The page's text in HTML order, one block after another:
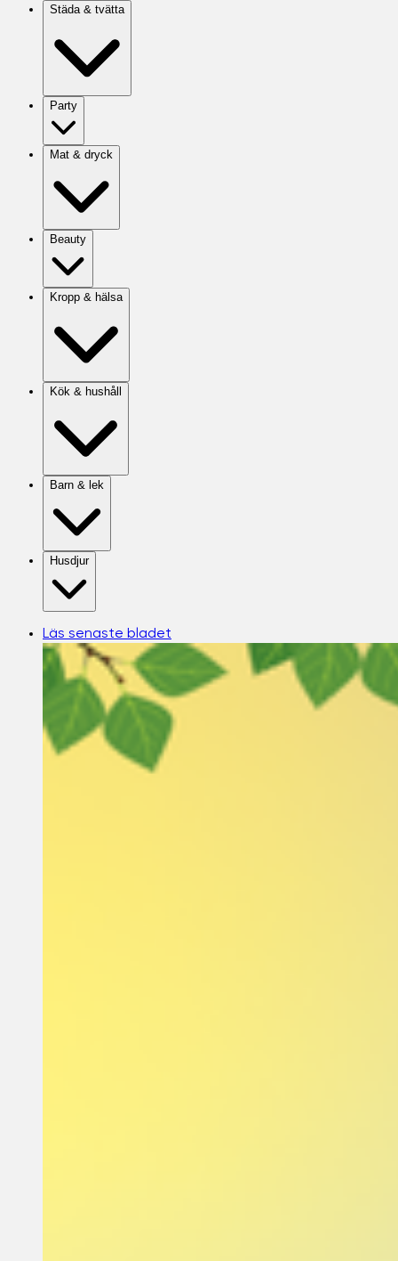
Städa & tvätta
Party
Mat & dryck
Beauty
Kropp & hälsa
Kök & hushåll
Barn & lek
Husdjur
Läs senaste bladet